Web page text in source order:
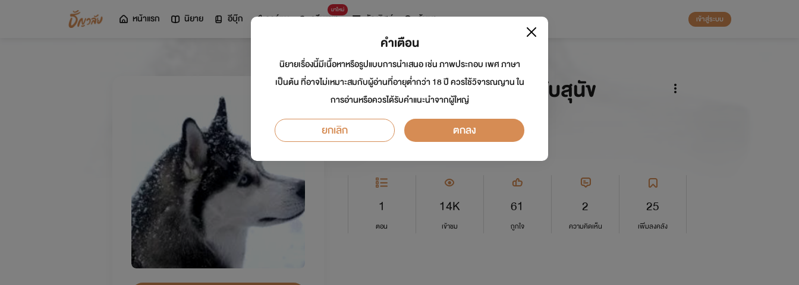
หน้าแรก นิยาย อีบุ๊ก การ์ตูน
มาใหม่
ดรีมแชท ธัญลิสต์ ค้นหา เข้าสู่ระบบ
..ความรักระหว่างคนกับสุนัข
นักเขียน:Kumtarm
Y
1
ตอน
14K
เข้าชม
61
ถูกใจ
2
ความคิดเห็น
25
เพิ่มลงคลัง
คำเตือน
นิยายเรื่องนี้มีเนื้อหาหรือรูปแบบการนำเสนอ เช่น ภาพประกอบ เพศ ภาษา
เป็นต้น ที่อาจไม่เหมาะสมกับผู้อ่านที่อายุต่ำกว่า 18 ปี ควรใช้วิจารณญาน ใน
การอ่านหรือควรได้รับคำแนะนำจากผู้ใหญ่
ยกเลิก ตกลง